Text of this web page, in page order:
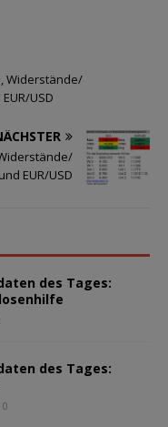
Widerstände/
USD
EUR/USD
des Tages:
des Tages:
0